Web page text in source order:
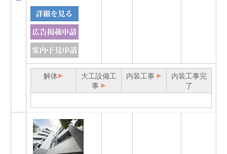
解体
大工設備工
事
内装工事
内装工事完
了